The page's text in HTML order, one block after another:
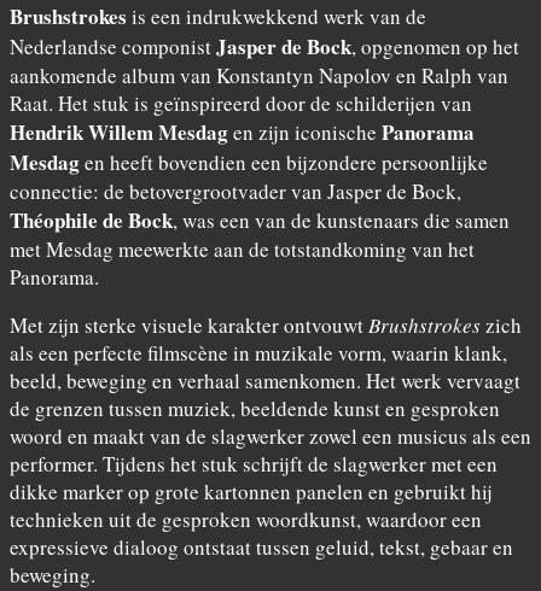
Brushstrokes is een indrukwekkend werk van de
Nederlandse componistJasper de Bock, opgenomen op het
aankomende album van Konstantyn Napolov en Ralph van
Raat. Het stuk is geïnspireerd door de schilderijen van
Hendrik Willem Mesdagen zijn iconische Panorama
Mesdagen heeft bovendien een bijzondere persoonlijke
connectie: de betovergrootvader van Jasper de Bock,
Théophile de Bock, was een van de kunstenaars die samen
met Mesdag meewerkte aan de totstandkoming van het
Panorama.
Met zijn sterke visuele karakter ontvouwtBrushstrokeszich
als een perfecte filmscène in muzikale vorm, waarin klank,
beeld, beweging en verhaal samenkomen. Het werk vervaagt
de grenzen tussen muziek, beeldende kunst en gesproken
woord en maakt van de slagwerker zowel een musicus als een
performer. Tijdens het stuk schrijft de slagwerker met een
dikke marker op grote kartonnen panelen en gebruikt hij
technieken uit de gesproken woordkunst, waardoor een
expressieve dialoog ontstaat tussen geluid, tekst, gebaar en
beweging.